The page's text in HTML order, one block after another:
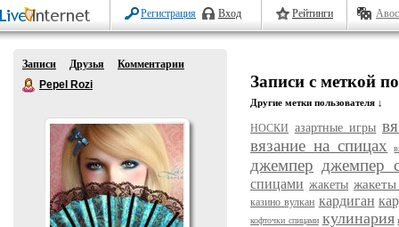
Регистрация Вход Рейтинги
Записи Друзья
Комментарии
Pepel Rozi
Записи с меткой
Другие метки пользователя ↓
НОСКИ азартные игры
вязание на спицах
джемпер джемпер
спицами жакеты
казино вулкан кардиган
кофточки спицами кулинария